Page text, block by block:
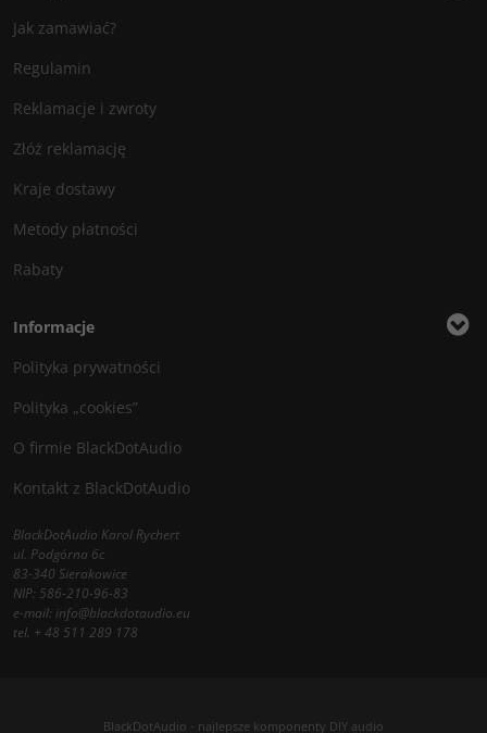
Jak zamawiać?
Regulamin
Reklamacje i zwroty
Złóż reklamację
Kraje dostawy
Metody płatności
Rabaty
Informacje
Polityka prywatności
Polityka „cookies”
O firmie BlackDotAudio
Kontakt z BlackDotAudio
BlackDotAudio Karol Rychert
ul. Podgórna 6c
83-340 Sierakowice
NIP: 586-210-96-83
e-mail:info@blackdotaudio.eu
tel. + 48 511 289 178
BlackDotAudio - najlepsze komponenty DIY audio